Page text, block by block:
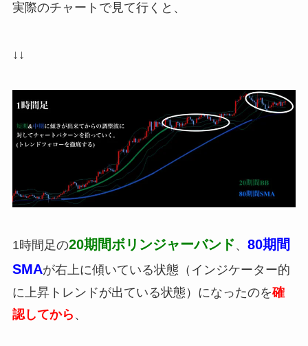
実際のチャートで見て行くと、
↓↓
1時間足の20期間ボリンジャーバンド、 80期間
SMAが右上に傾いている状態（インジケーター的
に上昇トレンドが出ている状態）になったのを確
認してから 、